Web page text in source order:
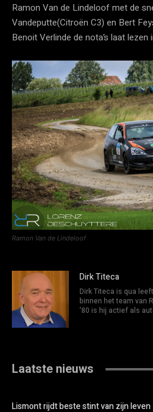
Ramon Van de Lindeloof met de
Vandeputte(Citroën C3) en Bert
Benoit Verlinde de nota’s laat lezen
Ramon Van de Lindeloof
Dirk Titeca
Dirk Titeca is qua
binnen het team van
'80 is hij actief als
Laatste nieuws
Lismont rijdt beste stint van zijn leven